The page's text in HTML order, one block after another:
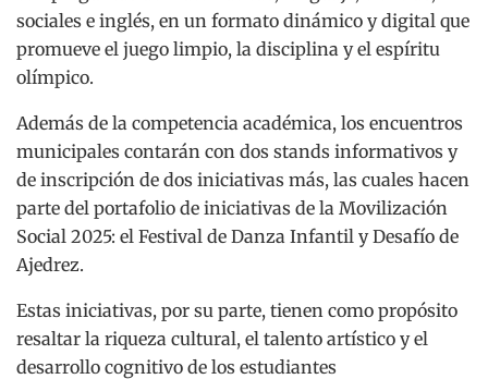
sociales e inglés, en un formato dinámico y digital que
promueve el juego limpio, la disciplina y el espíritu
olímpico.
Además de la competencia académica, los encuentros
municipales contarán con dos stands informativos y
de inscripción de dos iniciativas más, las cuales hacen
parte del portafolio de iniciativas de la Movilización
Social 2025: el Festival de Danza Infantil y Desafío de
Ajedrez.
Estas iniciativas, por su parte, tienen como propósito
resaltar la riqueza cultural, el talento artístico y el
desarrollo cognitivo de los estudiantes